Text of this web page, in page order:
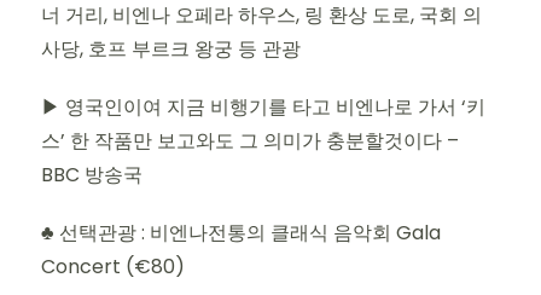
너 거리, 비엔나 오페라 하우스, 링 환상 도로, 국회 의
사당, 호프 부르크 왕궁 등 관광
▶ 영국인이여 지금 비행기를 타고 비엔나로 가서 ‘키
스’ 한 작품만 보고와도 그 의미가 충분할것이다 –
BBC 방송국
♣ 선택관광 : 비엔나전통의 클래식 음악회 Gala
Concert (€80)